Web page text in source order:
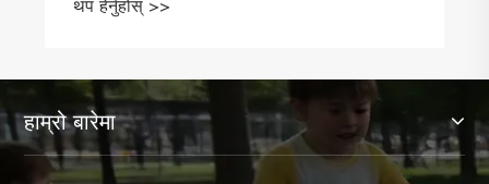
हाम्रो बारेमा